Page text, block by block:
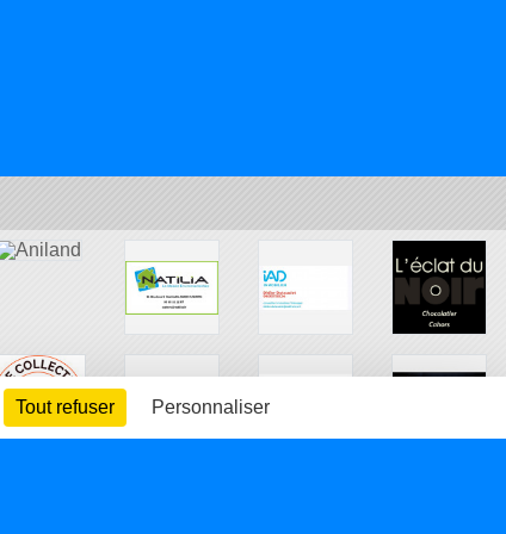
Tout refuser Personnaliser